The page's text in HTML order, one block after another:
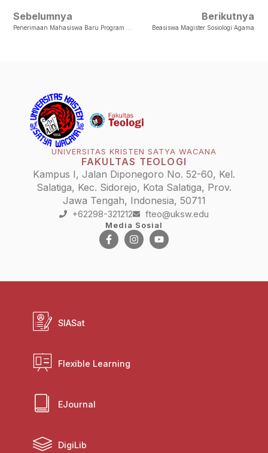
Sebelumnya Berikutnya
Beasiswa Magister Sosiologi Agama
UNIVERSITAS KRISTEN SATYA WACANA
FAKULTAS TEOLOGI
Kampus I, Jalan Diponegoro No. 52-60, Kel.
Salatiga, Kec. Sidorejo, Kota Salatiga, Prov.
Jawa Tengah, Indonesia, 50711
+62298-321212 fteo@uksw.edu
Media Sosial
SIASat
Flexible Learning
EJournal
DigiLib